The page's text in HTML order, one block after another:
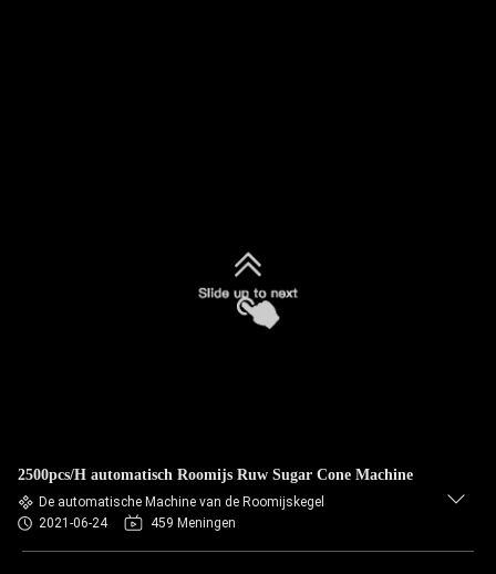
2500pcs/H automatisch Roomijs Ruw Sugar Cone Machine
De automatische Machine van de Roomijskegel
2021-06-24
459 Meningen